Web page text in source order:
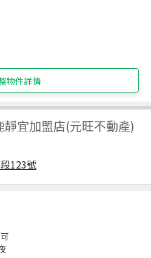
物件詳情
靜宜加盟店(元旺不動產)
123號